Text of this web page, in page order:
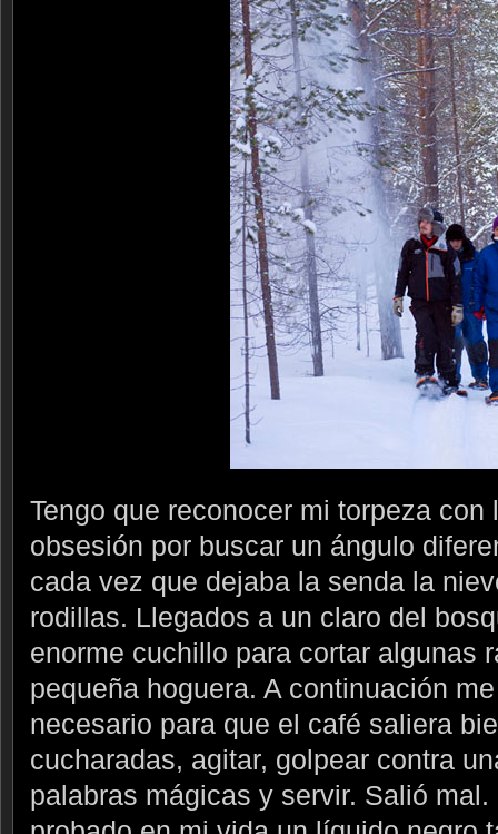
Tengo que reconocer mi torpeza con
obsesión por buscar un ángulo
cada vez que dejaba la senda la
rodillas. Llegados a un claro del
enorme cuchillo para cortar algunas
pequeña hoguera. A continuación
necesario para que el café saliera
cucharadas, agitar, golpear contra
palabras mágicas y servir. Salió